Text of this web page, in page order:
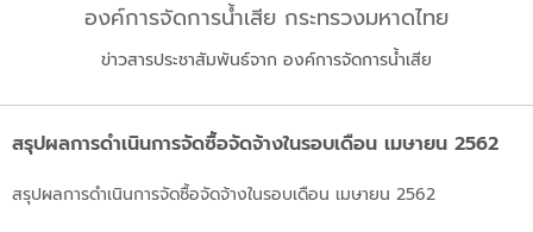
องค์การจัดการน้ำเสีย กระทรวงมหาดไทย
ข่าวสารประชาสัมพันธ์จาก องค์การจัดการน้ำเสีย
สรุปผลการดำเนินการจัดซื้อจัดจ้างในรอบเดือน เมษายน 2562
สรุปผลการดำเนินการจัดซื้อจัดจ้างในรอบเดือน เมษายน 2562